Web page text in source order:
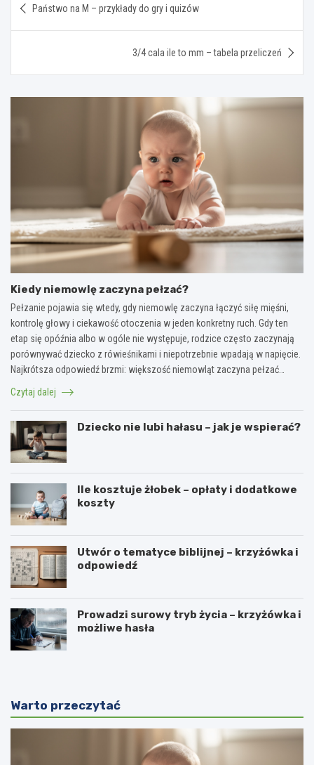
wpisu
Państwo na M – przykłady do gry i quizów
3/4 cala ile to mm – tabela przeliczeń
Kiedy niemowlę zaczyna pełzać?
Pełzanie pojawia się wtedy, gdy niemowlę zaczyna łączyć siłę mięśni,
kontrolę głowy i ciekawość otoczenia w jeden konkretny ruch. Gdy ten
etap się opóźnia albo w ogóle nie występuje, rodzice często zaczynają
porównywać dziecko z rówieśnikami i niepotrzebnie wpadają w napięcie.
Najkrótsza odpowiedź brzmi: większość niemowląt zaczyna pełzać…
Czytaj dalej
Dziecko nie lubi hałasu – jak je wspierać?
Ile kosztuje żłobek – opłaty i dodatkowe
koszty
Utwór o tematyce biblijnej – krzyżówka i
odpowiedź
Prowadzi surowy tryb życia – krzyżówka i
możliwe hasła
Warto przeczytać